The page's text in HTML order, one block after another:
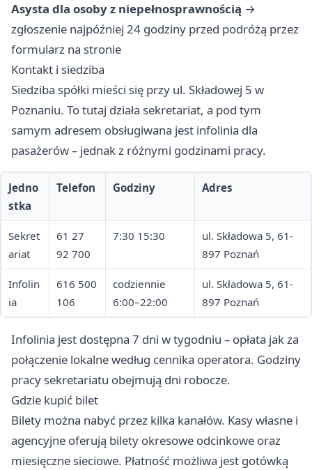
Asysta dla osoby z niepełnosprawnością →
zgłoszenie najpóźniej 24 godziny przed podróżą przez
formularz na stronie
Kontakt i siedziba
Siedziba spółki mieści się przy ul. Składowej 5 w
Poznaniu. To tutaj działa sekretariat, a pod tym
samym adresem obsługiwana jest infolinia dla
pasażerów – jednak z różnymi godzinami pracy.
Jedno
stka
Telefon Godziny Adres
Sekret
ariat
61 27
92 700
7:30 15:30
ul. Składowa 5, 61-
897 Poznań
Infolin
ia
616 500
106
codziennie
6:00–22:00
ul. Składowa 5, 61-
897 Poznań
Infolinia jest dostępna 7 dni w tygodniu – opłata jak za
połączenie lokalne według cennika operatora. Godziny
pracy sekretariatu obejmują dni robocze.
Gdzie kupić bilet
Bilety można nabyć przez kilka kanałów. Kasy własne i
agencyjne oferują bilety okresowe odcinkowe oraz
miesięczne sieciowe. Płatność możliwa jest gotówką